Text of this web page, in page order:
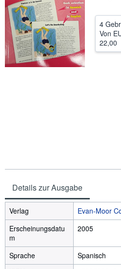
4
Von
22,00
Details zur Ausgabe
Verlag
Evan-Moor
Erscheinungsdatu
m
2005
Sprache
Spanisch